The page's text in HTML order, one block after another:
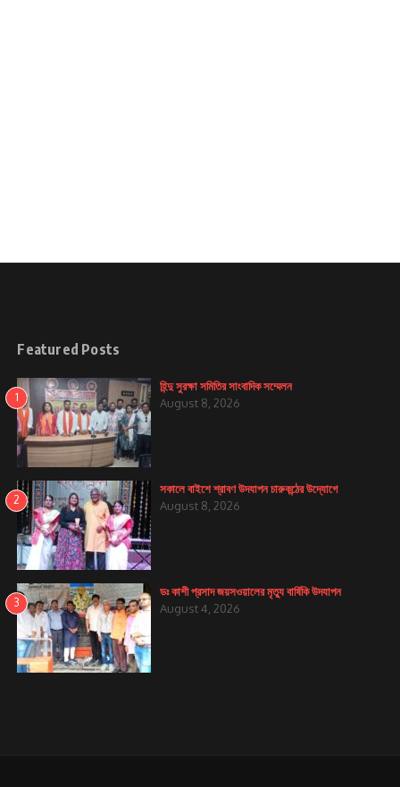
Featured Posts
1
হিন্দু সুরক্ষা সমিতির সাংবাদিক সম্মেলন
August 8, 2026
2
সকালে বাইশে শ্রাবণ উদযাপন চারুকন্ঠের উদ্যোগে
August 8, 2026
3
ডঃ কাশী প্রসাদ জয়সওয়ালের মৃত্যু বার্ষিকি উদযাপন
August 4, 2026